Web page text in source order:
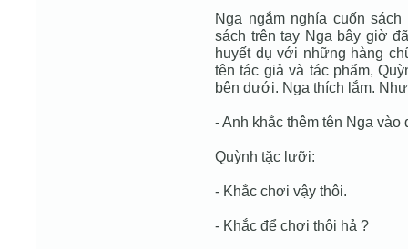
Nga ngắm nghía cuốn
sách trên tay Nga bây giờ
huyết dụ với những hàng
tên tác giả và tác phẩm,
bên dưới. Nga thích lắm.
- Anh khắc thêm tên Nga vào
Quỳnh tặc lưỡi:
- Khắc chơi vậy thôi.
- Khắc để chơi thôi hả ?